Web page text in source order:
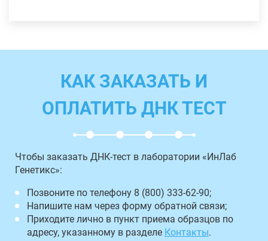
КАК ЗАКАЗАТЬ И
ОПЛАТИТЬ ДНК ТЕСТ
Чтобы заказать ДНК-тест в лаборатории «ИнЛаб
Генетикс»:
Позвоните по телефону 8 (800) 333-62-90;
Напишите нам через форму обратной связи;
Приходите лично в пункт приема образцов по
адресу, указанному в разделе Контакты.